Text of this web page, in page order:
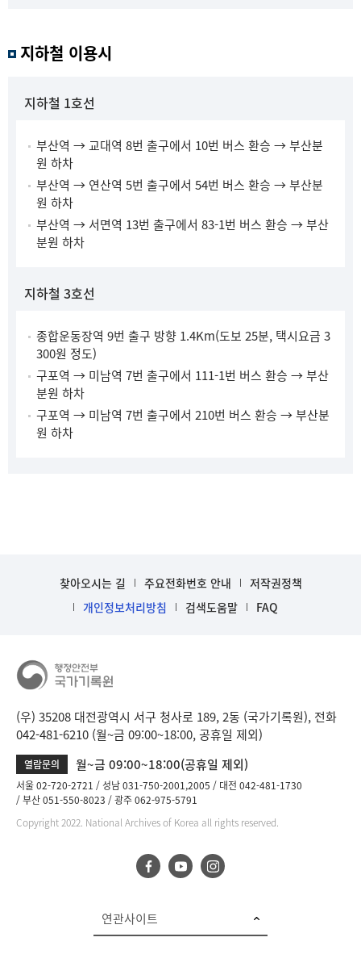
지하철 이용시
지하철 1호선
부산역 → 교대역 8번 출구에서 10번 버스 환승 → 부산분
원 하차
부산역 → 연산역 5번 출구에서 54번 버스 환승 → 부산분
원 하차
부산역 → 서면역 13번 출구에서 83-1번 버스 환승 → 부산
분원 하차
지하철 3호선
종합운동장역 9번 출구 방향 1.4Km(도보 25분, 택시요금 3
300원 정도)
구포역 → 미남역 7번 출구에서 111-1번 버스 환승 → 부산
분원 하차
구포역 → 미남역 7번 출구에서 210번 버스 환승 → 부산분
원 하차
찾아오시는 길 주요전화번호 안내
저작권정책
개인정보처리방침
검색도움말 FAQ
(우) 35208 대전광역시 서구 청사로 189, 2동 (국가기록원), 전화
042-481-6210 (월~금 09:00~18:00, 공휴일 제외)
열람문의 월~금 09:00~18:00(공휴일 제외)
서울 02-720-2721 성남 031-750-2001,2005
대전 042-481-1730
부산 051-550-8023
광주 062-975-5791
Copyright 2022. National Archives of Korea all rights reserved.
연관사이트